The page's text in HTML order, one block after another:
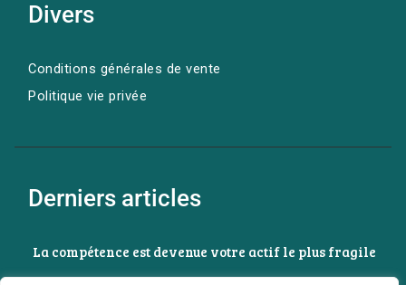
Divers
Conditions générales de vente
Politique vie privée
Derniers articles
La compétence est devenue votre actif le plus fragile